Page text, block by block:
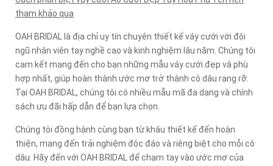
tham khảo qua
OAH BRIDAL là địa chỉ uy tín chuyên thiết kế váy cưới với đội
ngũ nhân viên tay nghề cao và kinh nghiệm lâu năm. Chúng tôi
cam kết mang đến cho bạn những mẫu váy cưới đẹp và phù
hợp nhất, giúp hoàn thành ước mơ trở thành cô dâu rạng rỡ.
Tại OAH BRIDAL, chúng tôi có nhiều mẫu mã đa dạng và chính
sách ưu đãi hấp dẫn để bạn lựa chọn.
Chúng tôi đồng hành cùng bạn từ khâu thiết kế đến hoàn
thiện, mang đến trải nghiệm độc đáo và riêng biệt cho mỗi cô
dâu. Hãy đến với OAH BRIDAL để chạm tay vào ước mơ của